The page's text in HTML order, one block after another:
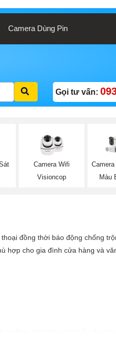
Camera Dùng Pin
Gọi tư vấn:
Camera Wifi
Visioncop
Màu
đồng thời báo động chống
hợp cho gia đình cửa hàng và